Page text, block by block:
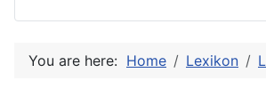
You are here: Home Lexikon